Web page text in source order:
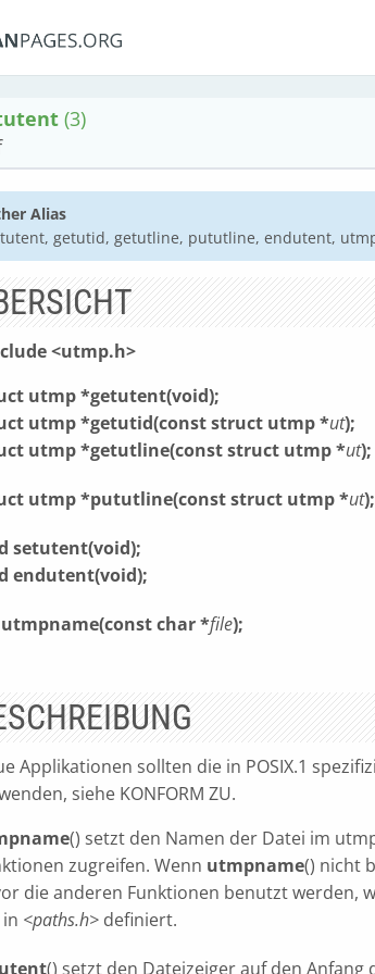
(3)
Alias
getutid, getutline, pututline, endutent,
<utmp.h>
utmp *getutent(void);
utmp *getutid(const struct utmp *ut);
utmp *getutline(const struct utmp *ut);
utmp *pututline(const struct utmp *ut);
setutent(void);
endutent(void);
char *file);
Applikationen sollten die in POSIX.1
siehe KONFORM ZU.
() setzt den Namen der Datei im
zugreifen. Wenn utmpname() nicht
die anderen Funktionen benutzt werden,
<paths.h> definiert.
() setzt den Dateizeiger auf den